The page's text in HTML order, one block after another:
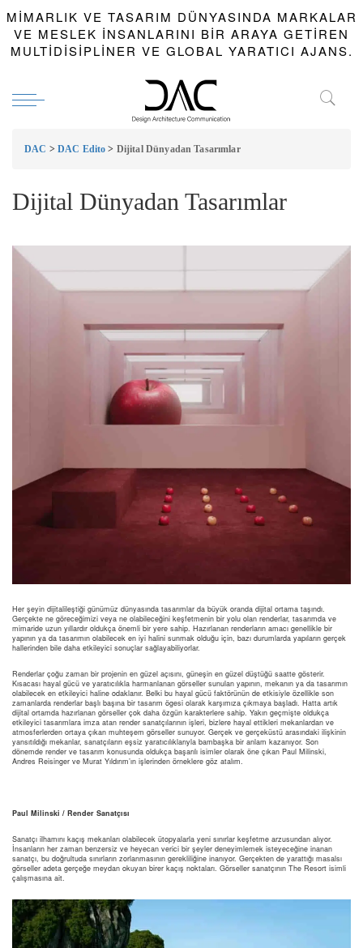
MIMARLIK VE TASARIM DÜNYASINDA MARKALAR
VE MESLEK INSANLARINI BIR ARAYA GETIREN
MULTIDISIPLINER VE GLOBAL YARATICI AJANS.
DAC > DAC Edito > Dijital Dünyadan Tasarımlar
Dijital Dünyadan Tasarımlar
Her şeyin dijitalileştiği günümüz dünyasında tasarımlar da büyük oranda dijital ortama taşındı.
Gerçekte ne göreceğimizi veya ne olabileceğini keşfetmenin bir yolu olan renderlar, tasarımda ve
mimaride uzun yıllardır oldukça önemli bir yere sahip. Hazırlanan renderların amacı genellikle bir
yapının ya da tasarımın olabilecek en iyi halini sunmak olduğu için, bazı durumlarda yapıların gerçek
hallerinden bile daha etkileyici sonuçlar sağlayabiliyorlar.
Renderlar çoğu zaman bir projenin en güzel açısını, güneşin en güzel düştüğü saatte gösterir.
Kısacası hayal gücü ve yaratıcılıkla harmanlanan görseller sunulan yapının, mekanın ya da tasarımın
olabilecek en etkileyici haline odaklanır. Belki bu hayal gücü faktörünün de etkisiyle özellikle son
zamanlarda renderlar başlı başına bir tasarım ögesi olarak karşımıza çıkmaya başladı. Hatta artık
dijital ortamda hazırlanan görseller çok daha özgün karakterlere sahip. Yakın geçmişte oldukça
etkileyici tasarımlara imza atan render sanatçılarının işleri, bizlere hayal ettikleri mekanlardan ve
atmosferlerden ortaya çıkan muhteşem görseller sunuyor. Gerçek ve gerçeküstü arasındaki ilişkinin
yansıtıldığı mekanlar, sanatçıların eşsiz yaratıcılıklarıyla bambaşka bir anlam kazanıyor. Son
dönemde render ve tasarım konusunda oldukça başarılı isimler olarak öne çıkan Paul Milinski,
Andres Reisinger ve Murat Yıldırım’ın işlerinden örneklere göz atalım.
Paul Milinski / Render Sanatçısı
Sanatçı ilhamını kaçış mekanları olabilecek ütopyalarla yeni sınırlar keşfetme arzusundan alıyor.
İnsanların her zaman benzersiz ve heyecan verici bir şeyler deneyimlemek isteyeceğine inanan
sanatçı, bu doğrultuda sınırların zorlanmasının gerekliliğine inanıyor. Gerçekten de yarattığı masalsı
görseller adeta gerçeğe meydan okuyan birer kaçış noktaları. Görseller sanatçının The Resort isimli
çalışmasına ait.